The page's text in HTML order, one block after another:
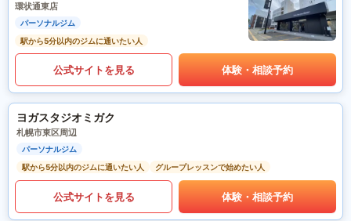
環状通東店
パーソナルジム
駅から5分以内のジムに通いたい人
公式サイトを見る 体験・相談予約
ヨガスタジオミガク
札幌市東区周辺
パーソナルジム
駅から5分以内のジムに通いたい人
グループレッスンで始めたい人
公式サイトを見る 体験・相談予約